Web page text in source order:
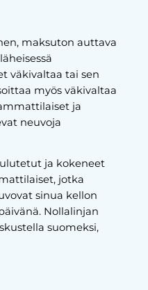
maksuton auttava
väkivaltaa tai sen
myös väkivaltaa
ja
neuvoja
ja kokeneet
jotka
sinua kellon
Nollalinjan
suomeksi,